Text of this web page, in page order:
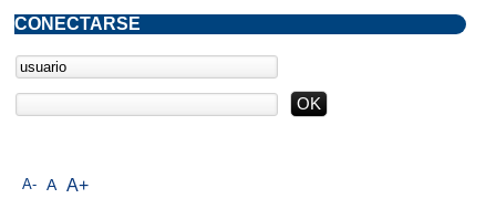
A- A A+
CONECTARSE